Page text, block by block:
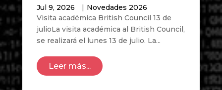
Jul 9, 2026 | Novedades 2026
Visita académica British Council 13 de
julioLa visita académica al British Council,
se realizará el lunes 13 de julio. La...
Leer más...